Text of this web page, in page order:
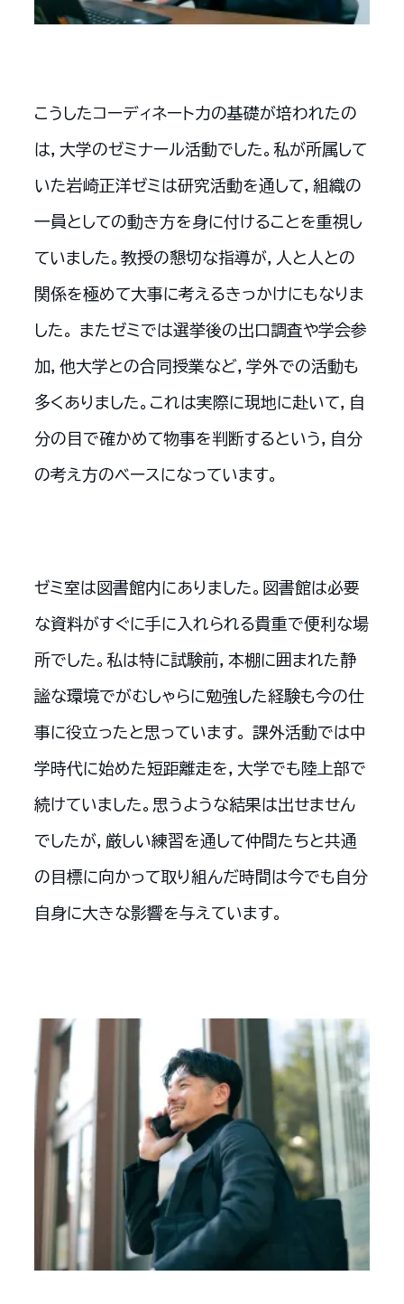
こうしたコーディネート力の基礎が培われたの
は，大学のゼミナール活動でした。私が所属して
いた岩崎正洋ゼミは研究活動を通して，組織の
一員としての動き方を身に付けることを重視し
ていました。教授の懇切な指導が，人と人との
関係を極めて大事に考えるきっかけにもなりま
した。 またゼミでは選挙後の出口調査や学会参
加，他大学との合同授業など，学外での活動も
多くありました。これは実際に現地に赴いて，自
分の目で確かめて物事を判断するという，自分
の考え方のベースになっています。
ゼミ室は図書館内にありました。図書館は必要
な資料がすぐに手に入れられる貴重で便利な場
所でした。私は特に試験前，本棚に囲まれた静
謐な環境でがむしゃらに勉強した経験も今の仕
事に役立ったと思っています。 課外活動では中
学時代に始めた短距離走を，大学でも陸上部で
続けていました。思うような結果は出せません
でしたが，厳しい練習を通して仲間たちと共通
の目標に向かって取り組んだ時間は今でも自分
自身に大きな影響を与えています。